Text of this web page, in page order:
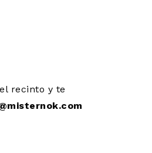
recinto y te